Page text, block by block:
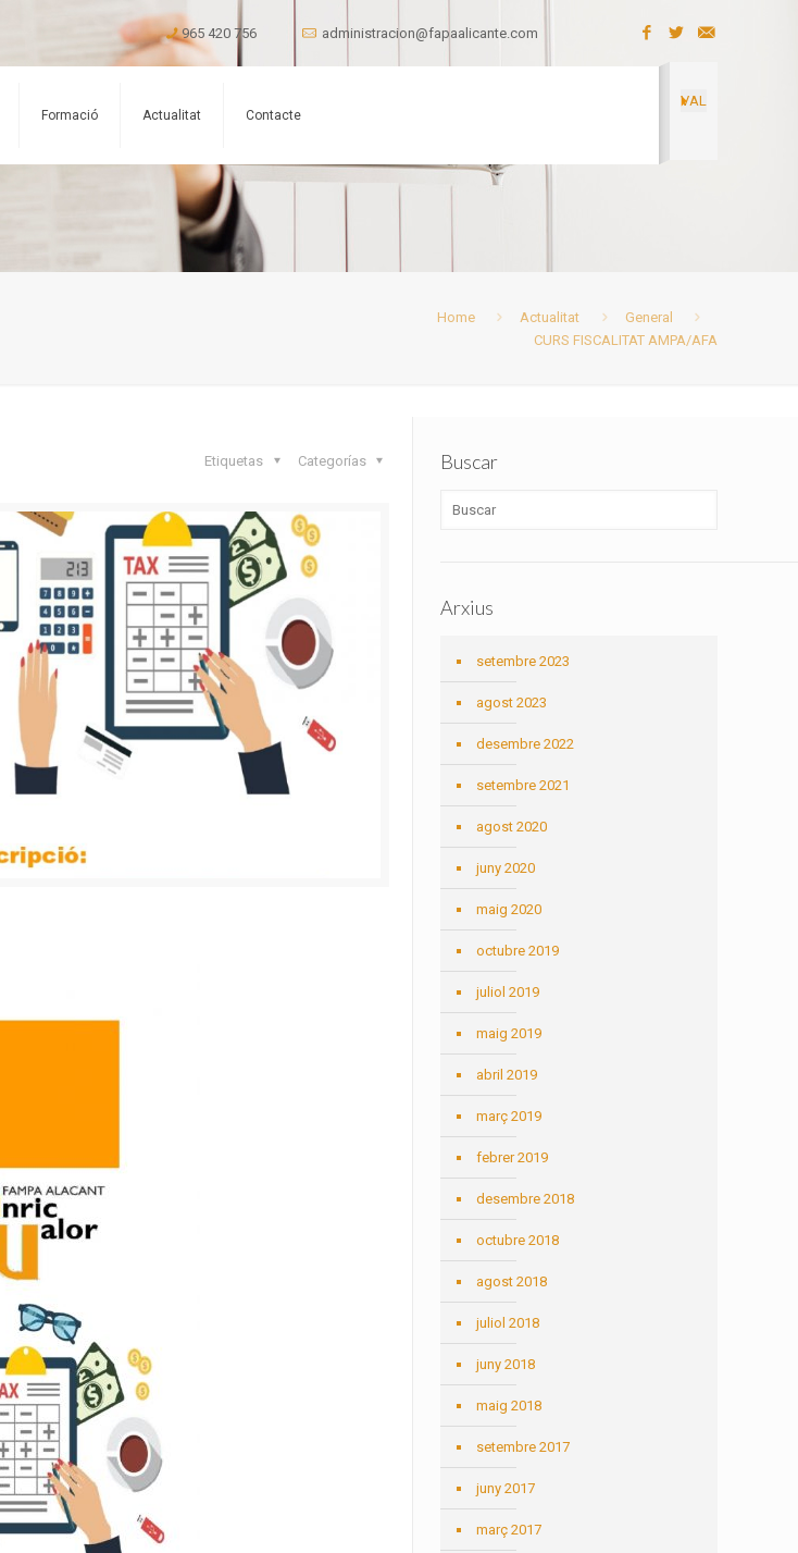
965 420 756 administracion@fapaalicante.com
Formació Actualitat Contacte
VAL
Home Actualitat
General
CURS FISCALITAT AMPA/AFA
Categorías
Etiquetas Buscar
Arxius
setembre 2023
agost 2023
desembre 2022
setembre 2021
agost 2020
juny 2020
maig 2020
octubre 2019
juliol 2019
maig 2019
abril 2019
març 2019
febrer 2019
desembre 2018
octubre 2018
agost 2018
juliol 2018
juny 2018
maig 2018
setembre 2017
juny 2017
març 2017